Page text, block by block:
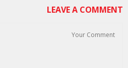
LEAVE A COMMENT